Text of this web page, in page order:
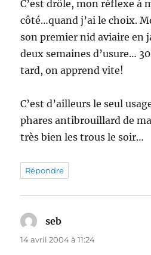
C’est drôle, mon réflexe à
côté…quand j’ai le choix.
son premier nid aviaire en
deux semaines d’usure…
tard, on apprend vite!
C’est d’ailleurs le seul
phares antibrouillard de
très bien les trous le soir…
Répondre
seb
14 avril 2004 à 11:24